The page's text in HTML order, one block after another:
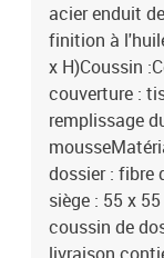
acier enduit
finition à
x H)Coussin
couverture :
remplissage
dossier : fibre
siège : 55 x
coussin de